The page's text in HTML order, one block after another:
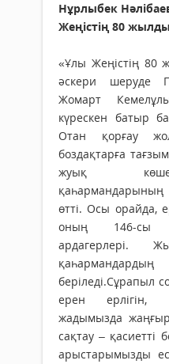
Нұрлыбек
Жеңістің 80
«Ұлы Жеңістің 80
әскери шеруде
Жомарт
күрескен батыр
Отан қорғау
боздақтарға
жуық
қаһармандарының
өтті. Осы орайда,
оның 146-сы
ардагерлері.
қаһармандардың
беріледі.Сұрапыл
ерен ерлігін,
жадымызда
сақтау – қасиетті
арыстарымызды